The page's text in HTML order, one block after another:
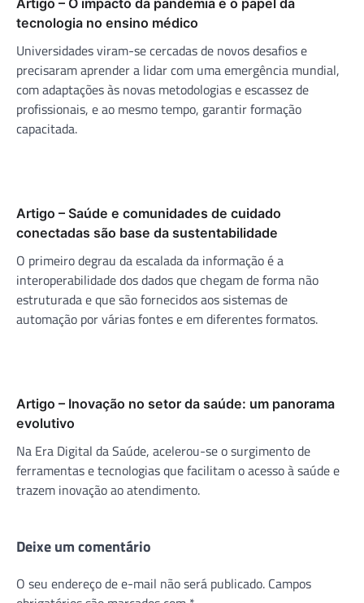
tecnologia no ensino médico
Universidades viram-se cercadas de novos desafios e
precisaram aprender a lidar com uma emergência mundial,
com adaptações às novas metodologias e escassez de
profissionais, e ao mesmo tempo, garantir formação
capacitada.
Artigo – Saúde e comunidades de cuidado
conectadas são base da sustentabilidade
O primeiro degrau da escalada da informação é a
interoperabilidade dos dados que chegam de forma não
estruturada e que são fornecidos aos sistemas de
automação por várias fontes e em diferentes formatos.
Artigo – Inovação no setor da saúde: um panorama
evolutivo
Na Era Digital da Saúde, acelerou-se o surgimento de
ferramentas e tecnologias que facilitam o acesso à saúde e
trazem inovação ao atendimento.
Deixe um comentário
O seu endereço de e-mail não será publicado. Campos